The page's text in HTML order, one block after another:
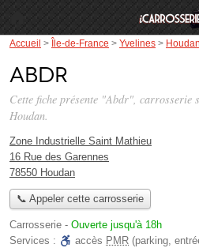
Accueil > Île-de-France > Yvelines > Houdan
Abdr
Cette fiche présente "Abdr", carrosserie
Houdan.
Zone Industrielle Saint Mathieu
16 Rue des Garennes
78550 Houdan
📞 Appeler cette carrosserie
Carrosserie - Ouverte jusqu'à 18h
Services :
accès PMR (parking,